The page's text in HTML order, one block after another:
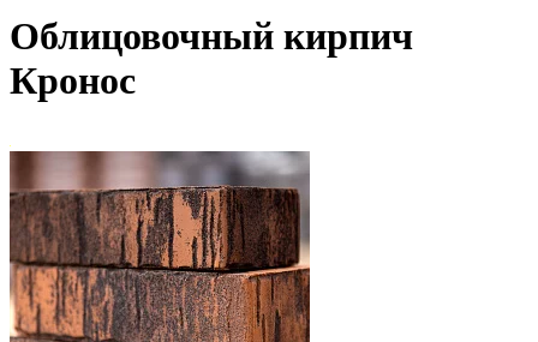
Облицовочный кирпич
Кронос